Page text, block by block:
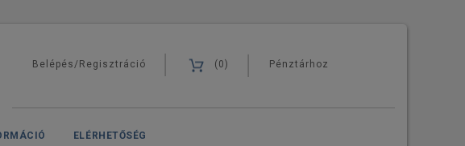
Belépés/Regisztráció (0) Pénztárhoz
ELÉRHETŐSÉG